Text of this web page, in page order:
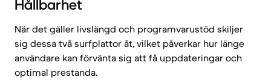
Hållbarhet
När det gäller livslängd och programvarustöd skiljer
sig dessa två surfplattor åt, vilket påverkar hur länge
användare kan förvänta sig att få uppdateringar och
optimal prestanda.